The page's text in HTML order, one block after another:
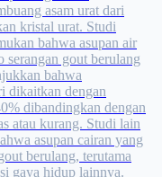
asam urat dari
kristal urat. Studi
bahwa asupan air
gout berulang
bahwa
dikaitkan dengan
dibandingkan dengan
atau kurang. Studi lain
asupan cairan yang
berulang, terutama
gaya hidup lainnya.